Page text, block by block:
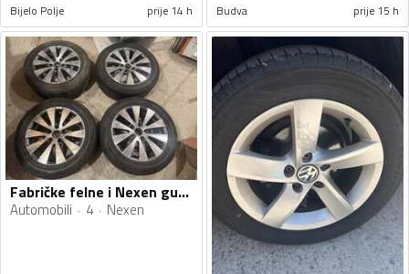
Bijelo Polje prije 14 h Budva prije 15 h
Fabričke felne i Nexen gume
Automobili 4 Nexen